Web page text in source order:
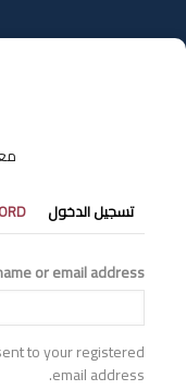
إلى
المحتوى
التبويبات
الأساسية
تسجيل الدخول
or email address
to your registered
email address.